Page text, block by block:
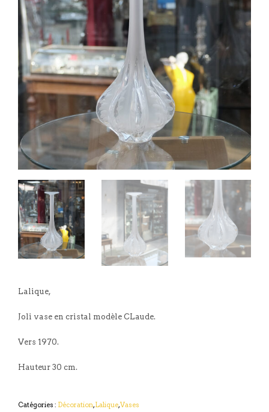
Lalique,
Joli vase en cristal modèle CLaude.
Vers 1970.
Hauteur 30 cm.
Catégories : Décoration,Lalique,Vases